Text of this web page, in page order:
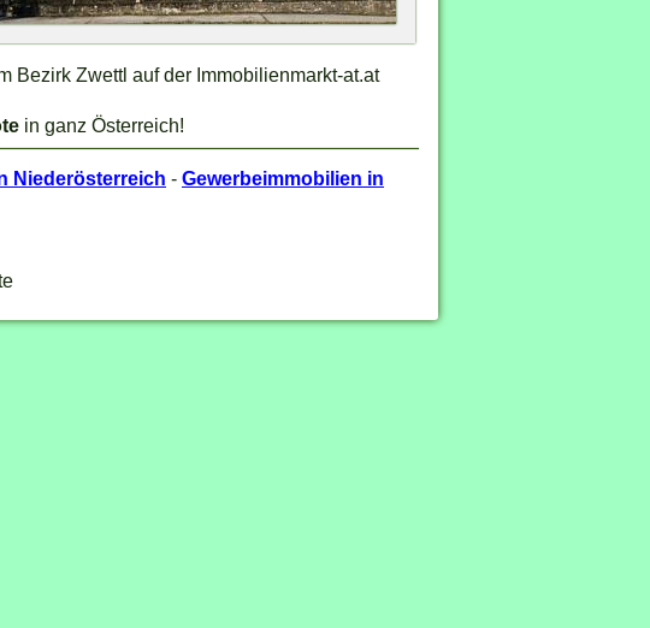
Bezirk Zwettl auf der Immobilienmarkt-at.at
in ganz Österreich!
Niederösterreich - Gewerbeimmobilien in